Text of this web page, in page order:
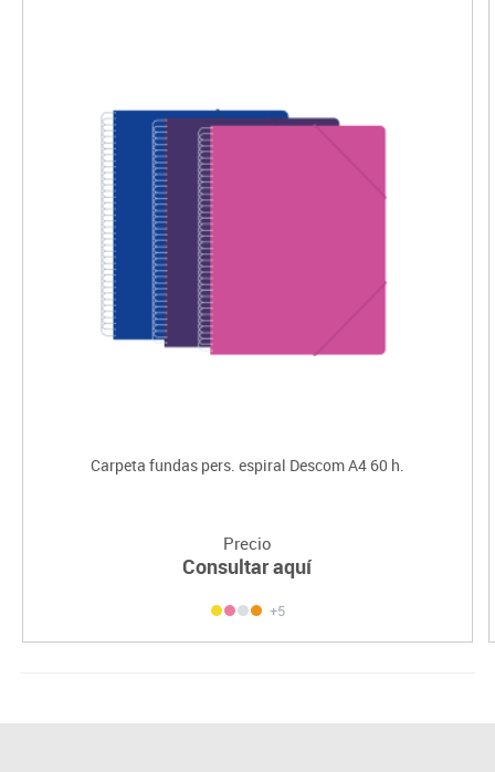
Carpeta fundas pers. espiral Descom A4 60 h.
Precio
Consultar aquí
+5